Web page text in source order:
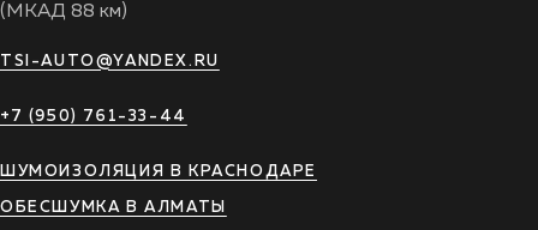
(МКАД 88 км)
TSI-AUTO@YANDEX.RU
+7 (950) 761-33-44
ШУМОИЗОЛЯЦИЯ В КРАСНОДАРЕ
ОБЕСШУМКА В АЛМАТЫ